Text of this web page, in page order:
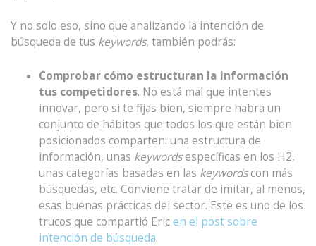
Y no solo eso, sino que analizando la intención de
búsqueda de tus keywords, también podrás:
Comprobar cómo estructuran la información
tus competidores. No está mal que intentes
innovar, pero si te fijas bien, siempre habrá un
conjunto de hábitos que todos los que están bien
posicionados comparten: una estructura de
información, unas keywordsespecíficas en los H2,
unas categorías basadas en las keywordscon más
búsquedas, etc. Conviene tratar de imitar, al menos,
esas buenas prácticas del sector. Este es uno de los
trucos que compartió Ericen el post sobre
intención de búsqueda.